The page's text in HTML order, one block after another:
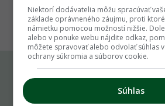
1
Komu môžeš napísať
Niektorí dodávatelia môžu spracúvať
základe oprávneného záujmu, proti
námietku pomocou možností nižšie.
alebo v ponuke webu nájdite odkaz,
môžete spravovať alebo odvolať súhlas
ochrany súkromia a súborov cookie.
Súhlas